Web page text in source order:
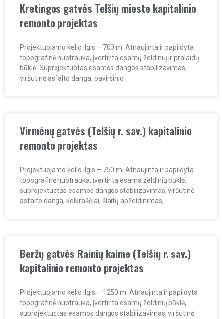
Kretingos gatvės Telšių mieste kapitalinio
remonto projektas
Projektuojamo kelio ilgis – 700 m. Atnaujinta ir papildyta
topografinė nuotrauka, įvertinta esamų želdinių ir pralaidų
būklė. Suprojektuotas esamos dangos stabilizavimas,
viršutinė asfalto danga, paviršinio
Virmėnų gatvės (Telšių r. sav.) kapitalinio
remonto projektas
Projektuojamo kelio ilgis – 750 m. Atnaujinta ir papildyta
topografinė nuotrauka, įvertinta esama želdinių būklė,
suprojektuotas esamos dangos stabilizavimas, viršutinė
asfalto danga, kelkraščiai, šlaitų apželdinimas,
Beržų gatvės Rainių kaime (Telšių r. sav.)
kapitalinio remonto projektas
Projektuojamo kelio ilgis – 1250 m. Atnaujinta ir papildyta
topografinė nuotrauka, įvertinta esamų želdinių būklė,
suprojektuotas esamos dangos stabilizavimas, viršutinė